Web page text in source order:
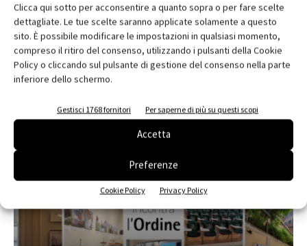
Clicca qui sotto per acconsentire a quanto sopra o per fare scelte
dettagliate. Le tue scelte saranno applicate solamente a questo
sito. È possibile modificare le impostazioni in qualsiasi momento,
compreso il ritiro del consenso, utilizzando i pulsanti della Cookie
Policy o cliccando sul pulsante di gestione del consenso nella parte
inferiore dello schermo.
Gestisci 1768 fornitori Per saperne di più su questi scopi
Accetta
Preferenze
Cookie Policy Privacy Policy
Abbonati e regala
Iscriviti alla newsletter